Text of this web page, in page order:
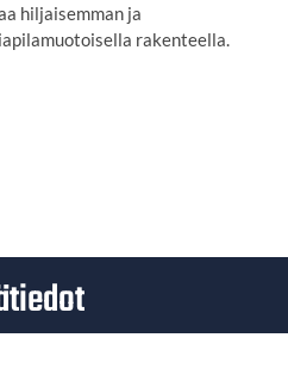
hiljaisemman ja
rakenteella.